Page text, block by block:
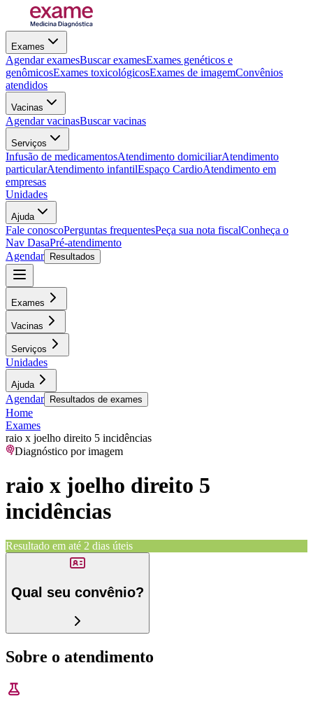
Exames
Agendar examesBuscar examesExames genéticos e
genômicosExames toxicológicosExames de imagemConvênios
atendidos
Vacinas
Agendar vacinasBuscar vacinas
Serviços
Infusão de medicamentosAtendimento domiciliarAtendimento
particularAtendimento infantilEspaço CardioAtendimento em
empresas
Unidades
Ajuda
Fale conoscoPerguntas frequentesPeça sua nota fiscalConheça o
Nav DasaPré-atendimento
Agendar
Resultados
Exames
Vacinas
Serviços
Unidades
Ajuda
Agendar Resultados de exames
Home
Exames
raio x joelho direito 5 incidências
Diagnóstico por imagem
raio x joelho direito 5
incidências
Resultado em até 2 dias úteis
Qual seu convênio?
Sobre o atendimento